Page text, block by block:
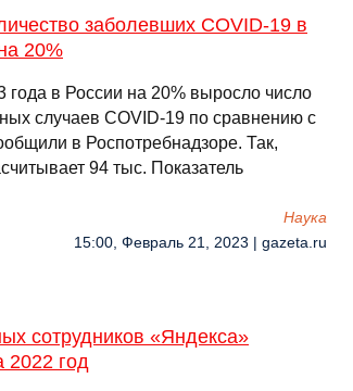
заболевших COVID-19 в
20%
года в России на 20% выросло число
случаев COVID-19 по сравнению с
в Роспотребнадзоре. Так,
94 тыс. Показатель
Наука
15:00, Февраль 21, 2023 | gazeta.ru
сотрудников «Яндекса»
2022 год